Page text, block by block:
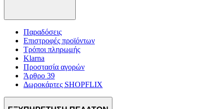
Παραδόσεις
Επιστροφές προϊόντων
Τρόποι πληρωμής
Klarna
Προστασία αγορών
Άρθρο 39
Δωροκάρτες SHOPFLIX